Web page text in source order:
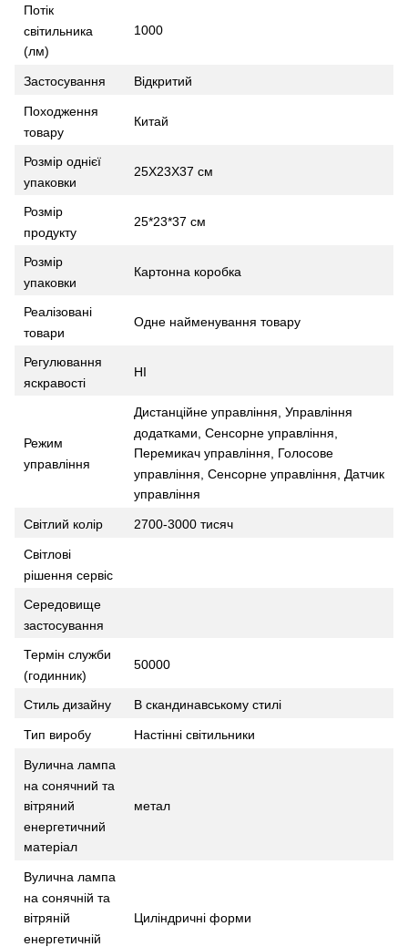
Потік
світильника
(лм)
1000
Застосування Відкритий
Походження
товару
Китай
Розмір однієї
упаковки
25X23X37 см
Розмір
продукту
25*23*37 см
Розмір
упаковки
Картонна коробка
Реалізовані
товари
Одне найменування товару
Регулювання
яскравості
НІ
Режим
управління
Дистанційне управління, Управління
додатками, Сенсорне управління,
Перемикач управління, Голосове
управління, Сенсорне управління, Датчик
управління
Світлий колір 2700-3000 тисяч
Світлові
рішення сервіс
Середовище
застосування
Термін служби
(годинник)
50000
Стиль дизайну В скандинавському стилі
Тип виробу Настінні світильники
Вулична лампа
на сонячний та
вітряний
енергетичний
матеріал
метал
Вулична лампа
на сонячній та
вітряній
енергетичній
Циліндричні форми